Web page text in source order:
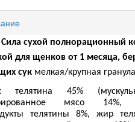
сухой полнорационный
для щенков от 1 месяца,
сук мелкая/крупная гранула
телятина 45%
мясо 14%,
телятины 8%, жир